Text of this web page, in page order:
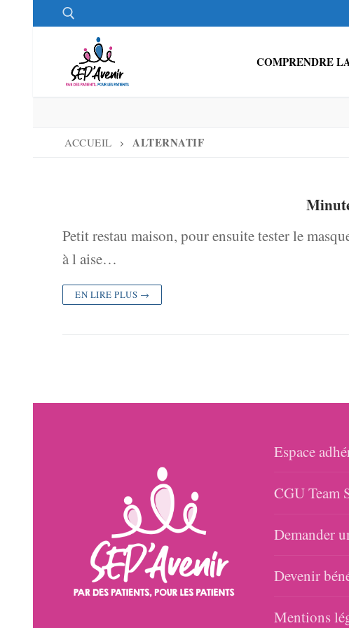
Rechercher :
COMPRENDRE
ACCUEIL ALTERNATIF
Petit restau maison, pour ensuite tester le
à l aise…
EN LIRE PLUS →
Espace
CGU Team
Demander
Devenir
Mentions